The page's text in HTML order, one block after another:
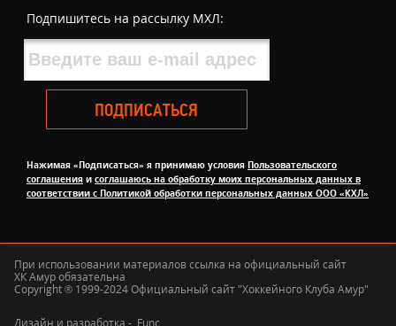
Подпишитесь на рассылку МХЛ:
ПОДПИСАТЬСЯ
Нажимая «Подписаться» я принимаю условия Пользовательского
соглашения и соглашаюсь на обработку моих персональных данных в
соответствии с Политикой обработки персональных данных ООО «КХЛ»
При использовании материалов ссылка на официальный сайт
ХК Амур обязательна
Copyright ® 1999-2024 Официальный сайт "Хоккейного Клуба Амур"
Дизайн и разработка - Func.